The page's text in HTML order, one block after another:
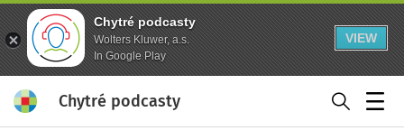
Chytré podcasty
Wolters Kluwer, a.s.
In Google Play
VIEW
Chytré podcasty